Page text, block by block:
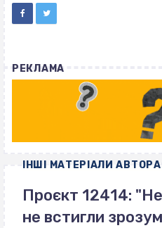
РЕКЛАМА
ІНШІ МАТЕРІАЛИ
Проєкт 12414:
не встигли